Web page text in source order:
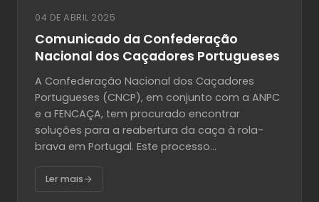
04 DE ABRIL 2025
Comunicado da Confederação
Nacional dos Caçadores Portugueses
A Confederação Nacional dos Caçadores
Portugueses (CNCP), em conjunto com a ANPC
e a FENCAÇA, tem procurado encontrar
soluções para a reabertura da caça à rola-
brava em Portugal. Este processo...
Ler mais